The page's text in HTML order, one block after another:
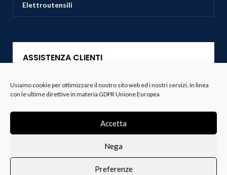
Usiamo cookie per ottimizzare il nostro sito web ed i nostri servizi. In linea
con le ultime direttive in materia GDPR Unione Europea
Accetta
Nega
Preferenze
Elettroutensili
ASSISTENZA CLIENTI
Servizio Clienti